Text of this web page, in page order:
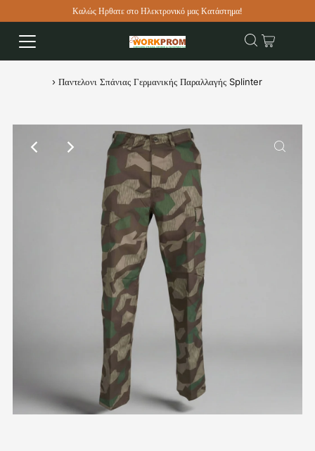
Καλώς Ηρθατε στο Ηλεκτρονικό μας Κατάστημα!
› Παντελονι Σπάνιας Γερμανικής Παραλλαγής Splinter